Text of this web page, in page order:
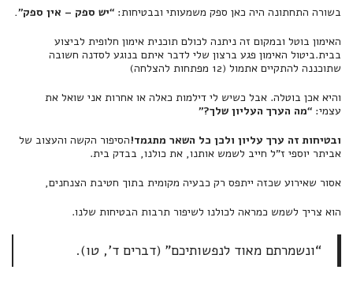
בשורה התחתונה היה כאן ספק משמעותי ובבטיחות: “יש ספק – אין ספק”.
האימון בוטל ובמקום זה ניתנה לכולם תוכנית אימון חלופית לביצוע
בבית.ביטול האימון פגע ברצון שלי לדבר איתם בנוגע לסדנה חשובה
שתוכננה להתקיים אתמול (12 מפתחות להצלחה)
והיא אכן בוטלה. אבל כשיש לי דילמות כאלה או אחרות אני שואל את
עצמי: “מה הערך העליון שלך?”
ובטיחות זה ערך עליון ולכן כל השאר מתגמד!הסיפור הקשה והעצוב של
אביתר יוספי ז”ל חייב לשמש אותנו, את כולנו, בבדק בית.
אסור שאירוע שכזה ייתפס רק כבעיה מקומית בתוך חטיבת הצנחנים,
הוא צריך לשמש כמראה לכולנו לשיפור תרבות הבטיחות שלנו.
“ונשמרתם מאוד לנפשותיכם” (דברים ד’, טו).